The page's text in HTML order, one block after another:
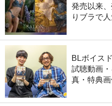
発売以来
りブラで
タ」シリ
ゼントキ
BLボイス
試聴動画
真・特典